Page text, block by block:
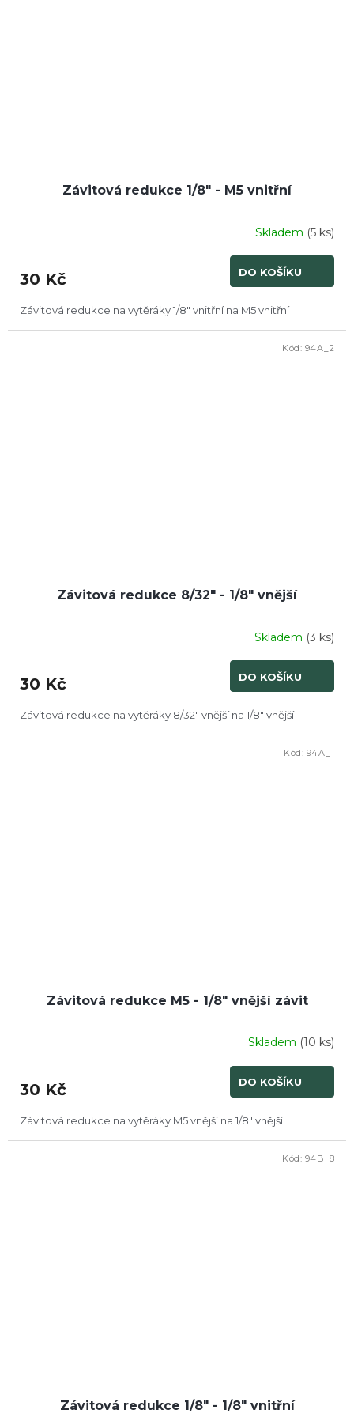
Závitová redukce 1/8" - M5 vnitřní
Skladem (5 ks)
30 Kč DO KOŠÍKU
Závitová redukce na vytěráky 1/8" vnitřní na M5 vnitřní
Závitová redukce 8/32" - 1/8" vnější
Skladem (3 ks)
30 Kč DO KOŠÍKU
Závitová redukce na vytěráky 8/32" vnější na 1/8" vnější
Kód: 94A_2
Závitová redukce M5 - 1/8" vnější závit
Skladem (10 ks)
30 Kč DO KOŠÍKU
Závitová redukce na vytěráky M5 vnější na 1/8" vnější
Kód: 94A_1
Závitová redukce 1/8" - 1/8" vnitřní
Kód: 94B_8